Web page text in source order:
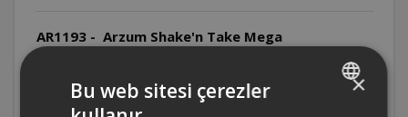
AR1193 - Arzum Shake'n Take Mega
AR1193 - Arzum Shake'n Take Mega
×
Bu web sitesi çerezler